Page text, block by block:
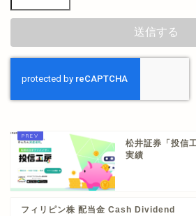
松井証券「投信
実績
フィリピン株 配当金 Cash Dividend